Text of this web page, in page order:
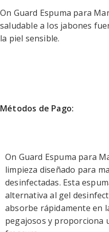
On Guard Espuma para
saludable a los jabones
la piel sensible.
Métodos de Pago:
On Guard Espuma para
limpieza diseñado para
desinfectadas. Esta
alternativa al gel
absorbe rápidamente en
pegajosos y proporciona